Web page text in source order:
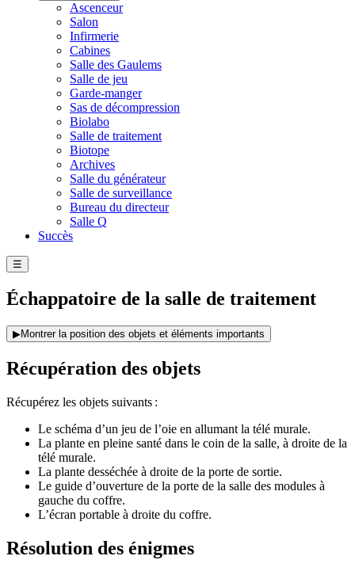
Ascenceur
Salon
Infirmerie
Cabines
Salle des Gaulems
Salle de jeu
Garde-manger
Sas de décompression
Biolabo
Salle de traitement
Biotope
Archives
Salle du générateur
Salle de surveillance
Bureau du directeur
Salle Q
Succès
☰
Échappatoire de la salle de traitement
▶Montrer la position des objets et éléments importants
Récupération des objets
Récupérez les objets suivants :
Le schéma d’un jeu de l’oie en allumant la télé murale.
La plante en pleine santé dans le coin de la salle, à droite de la
télé murale.
La plante desséchée à droite de la porte de sortie.
Le guide d’ouverture de la porte de la salle des modules à
gauche du coffre.
L’écran portable à droite du coffre.
Résolution des énigmes